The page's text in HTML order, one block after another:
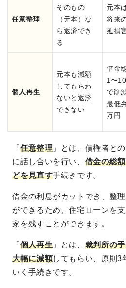
任意整理
そのもの
（元本）な
ら返済でき
る
元本
将来
延損
個人再生
元本も減額
してもらわ
ないと返済
できない
借金
1〜
で削
最低
万円
「 任意整理 」とは、債権者と
に話し合いを行い、 借金の総
どを見直す手続きです。
借金の利息がカットでき、整
ができるため、住宅ローンを
家を残すことができます。
「 個人再生 」とは、 裁判所の
大幅に減額してもらい、原則3
いく手続きです。